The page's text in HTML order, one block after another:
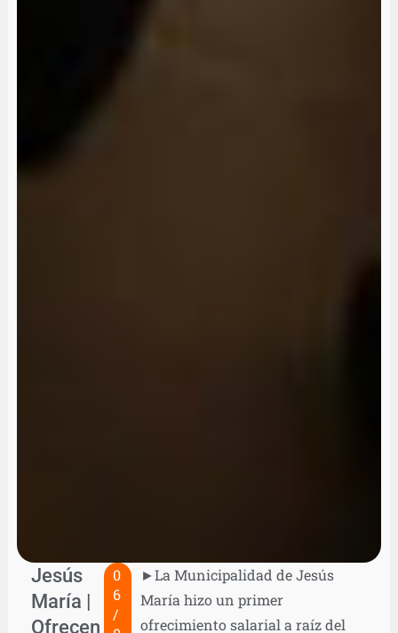
Jesús
María |
Ofrecen
0
6
/
►La Municipalidad de Jesús
María hizo un primer
ofrecimiento salarial a raíz del